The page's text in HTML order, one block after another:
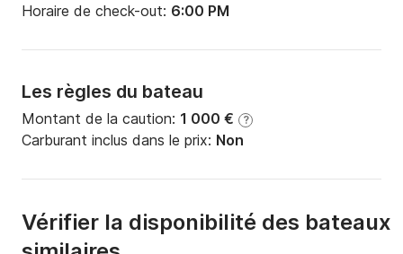
Horaire de check-out: 6:00 PM
Les règles du bateau
Montant de la caution: 1 000 € ?
Carburant inclus dans le prix: Non
Vérifier la disponibilité des bateaux